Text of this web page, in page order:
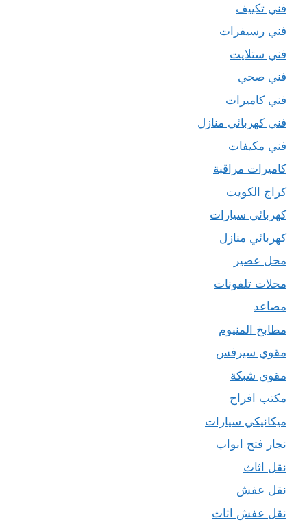
فني تكييف
فني رسيفرات
فني ستلايت
فني صحي
فني كاميرات
فني كهربائي منازل
فني مكيفات
كاميرات مراقبة
كراج الكويت
كهربائي سيارات
كهربائي منازل
محل عصير
محلات تلفونات
مصاعد
مطابخ المنيوم
مقوي سيرفس
مقوي شبكة
مكتب افراح
ميكانيكي سيارات
نجار فتح ابواب
نقل اثاث
نقل عفش
نقل عفش اثاث